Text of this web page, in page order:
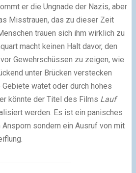
er die Ungnade der Nazis, aber
Misstrauen, das zu dieser Zeit
trauen sich ihm wirklich zu
macht keinen Halt davor, den
Gewehrschüssen zu zeigen, wie
unter Brücken verstecken
watet oder durch hohes
könnte der Titel des Films Lauf
werden. Es ist ein panisches
Ansporn sondern ein Ausruf von mit